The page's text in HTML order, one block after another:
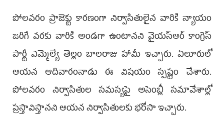
పోలవరం ప్రాజెక్టు కారణంగా నిర్వాసితులైన వారికి న్యాయం
జరిగే వరకు వారికి అండగా ఉంటానని వైయస్‌ఆర్ కాంగ్రెస్
పార్టీ ఎమ్మెల్యే ‌తెల్లం బాలరాజు హామీ ఇచ్చారు. ఏలూరులో
ఆయన ఆదివారంనాడు ఈ విషయం స్పష్టం చేశారు.
పోలవరం నిర్వాసితుల సమస్యపై అసెంబ్లీ సమావేశాల్లో
ప్రస్తావిస్తానని ఆయన నిర్వాసితులకు భరోసా ఇచ్చారు.